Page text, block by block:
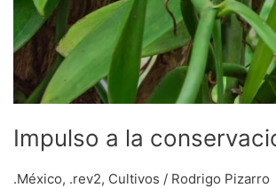
Impulso a la
.México, .rev2, Cultivos / Rodrigo Pizarro